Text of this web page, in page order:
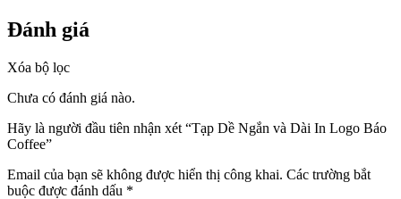
Đánh giá
Xóa bộ lọc
Chưa có đánh giá nào.
Hãy là người đầu tiên nhận xét “Tạp Dề Ngắn và Dài In Logo Báo
Coffee”
Email của bạn sẽ không được hiển thị công khai. Các trường bắt
buộc được đánh dấu *